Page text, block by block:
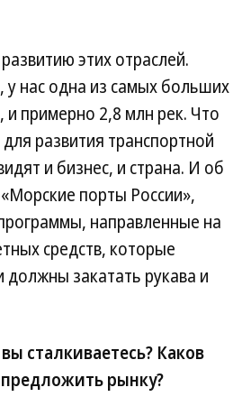
этих отраслей.
нас одна из самых больших
примерно 2,8 млн рек. Что
развития транспортной
и бизнес, и страна. И об
порты России»,
направленные на
средств, которые
закатать рукава и
сталкиваетесь? Каков
рынку?